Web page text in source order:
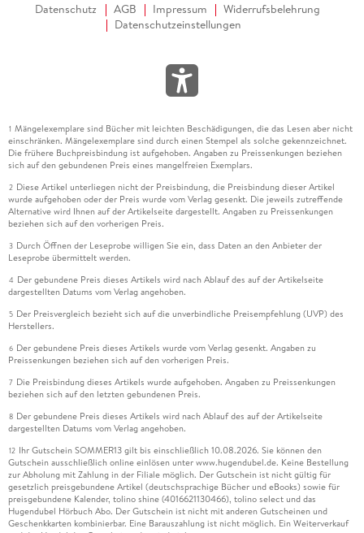
Datenschutz AGB Impressum
Widerrufsbelehrung
Datenschutzeinstellungen
1 Mängelexemplare sind Bücher mit leichten Beschädigungen, die das Lesen aber nicht
einschränken. Mängelexemplare sind durch einen Stempel als solche gekennzeichnet.
Die frühere Buchpreisbindung ist aufgehoben. Angaben zu Preissenkungen beziehen
sich auf den gebundenen Preis eines mangelfreien Exemplars.
2 Diese Artikel unterliegen nicht der Preisbindung, die Preisbindung dieser Artikel
wurde aufgehoben oder der Preis wurde vom Verlag gesenkt. Die jeweils zutreffende
Alternative wird Ihnen auf der Artikelseite dargestellt. Angaben zu Preissenkungen
beziehen sich auf den vorherigen Preis.
3 Durch Öffnen der Leseprobe willigen Sie ein, dass Daten an den Anbieter der
Leseprobe übermittelt werden.
4 Der gebundene Preis dieses Artikels wird nach Ablauf des auf der Artikelseite
dargestellten Datums vom Verlag angehoben.
5 Der Preisvergleich bezieht sich auf die unverbindliche Preisempfehlung (UVP) des
Herstellers.
6 Der gebundene Preis dieses Artikels wurde vom Verlag gesenkt. Angaben zu
Preissenkungen beziehen sich auf den vorherigen Preis.
7 Die Preisbindung dieses Artikels wurde aufgehoben. Angaben zu Preissenkungen
beziehen sich auf den letzten gebundenen Preis.
8 Der gebundene Preis dieses Artikels wird nach Ablauf des auf der Artikelseite
dargestellten Datums vom Verlag angehoben.
12 Ihr Gutschein SOMMER13 gilt bis einschließlich 10.08.2026. Sie können den
Gutschein ausschließlich online einlösen unter www.hugendubel.de. Keine Bestellung
zur Abholung mit Zahlung in der Filiale möglich. Der Gutschein ist nicht gültig für
gesetzlich preisgebundene Artikel (deutschsprachige Bücher und eBooks) sowie für
preisgebundene Kalender, tolino shine (4016621130466), tolino select und das
Hugendubel Hörbuch Abo. Der Gutschein ist nicht mit anderen Gutscheinen und
Geschenkkarten kombinierbar. Eine Barauszahlung ist nicht möglich. Ein Weiterverkauf